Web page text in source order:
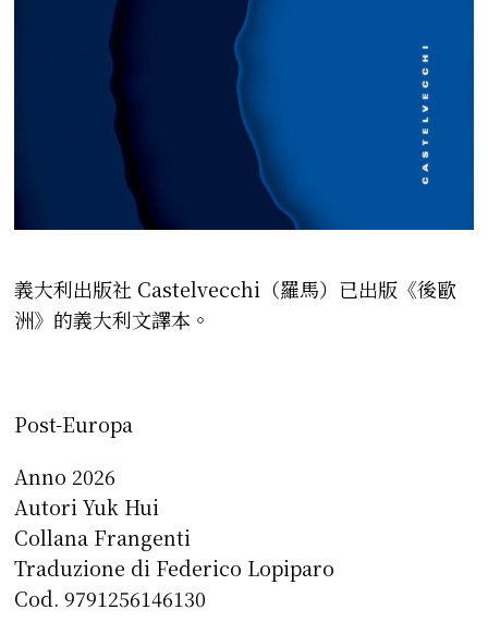
義大利出版社 Castelvecchi （羅馬）已出版《後歐
洲》 的義大利文譯本。
Post-Europa
Anno 2026
Autori Yuk Hui
Collana Frangenti
Traduzione di Federico Lopiparo
Cod. 9791256146130